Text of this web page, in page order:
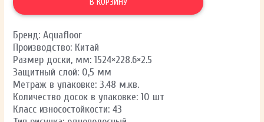
В КОРЗИНУ
Бренд: Aquafloor
Производство: Китай
Размер доски, мм: 1524×228.6×2.5
Защитный слой: 0,5 мм
Метраж в упаковке: 3.48 м.кв.
Количество досок в упаковке: 10 шт
Класс износостойкости: 43